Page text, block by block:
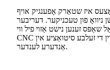
איז שטאַרק אָפענגיק אויף
ניוואָ פון טעכניקער. דעריבער
זענען נישט אַזוי פיל ווי
CNC מאַשינינג שאַפּס אין כינע, זאָל זיין די זעלבע סיטואַציע אין
אַנדערע לענדער.